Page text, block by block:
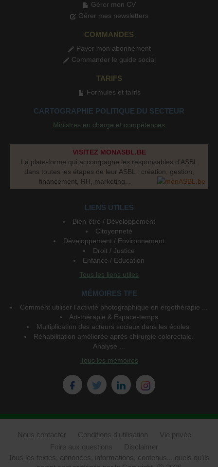
Gérer mon CV
Gérer mes newsletters
COMMANDES
Payer mon abonnement
Commander le guide social
TARIFS
Formules et tarifs
CARTOGRAPHIE POLITIQUE DU SECTEUR
Ministres en charge et compétences
VISITEZ MONASBL.BE
La plate-forme qui accompagne les responsables d’ASBL
dans toutes les étapes de leur ASBL : création, gestion,
financement, RH, marketing...
LIENS UTILES
Bien-être / Développement
Citoyenneté
Développement / Environnement
Droit / Justice
Enfance / Education
Tous les liens utiles
MÉMOIRES TFE
Comment utiliser l'activité photographique en ergothérapie ...
Art-thérapie & Espace-temps
Multiplication des acteurs sociaux dans les écoles.
Réhabilitation améliorée après chirurgie colorectale.
Analyse ...
Tous les mémoires
Nous contacter Conditions d'utilisation
Vie privée
Foire aux questions
Disclaimer
Tous les textes, annonces, informations, contenus... quels qu’ils